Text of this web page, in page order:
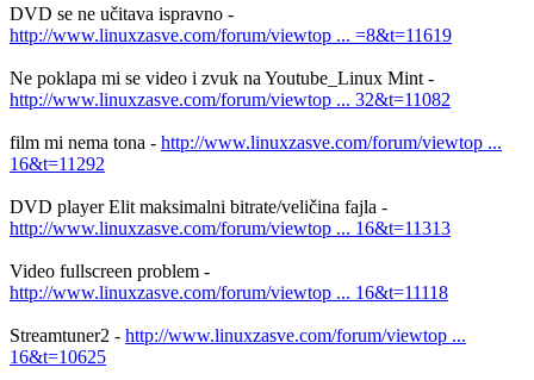
DVD se ne učitava ispravno -
http://www.linuxzasve.com/forum/viewtop ... =8&t=11619
Ne poklapa mi se video i zvuk na Youtube_Linux Mint -
http://www.linuxzasve.com/forum/viewtop ... 32&t=11082
film mi nema tona - http://www.linuxzasve.com/forum/viewtop ...
16&t=11292
DVD player Elit maksimalni bitrate/veličina fajla -
http://www.linuxzasve.com/forum/viewtop ... 16&t=11313
Video fullscreen problem -
http://www.linuxzasve.com/forum/viewtop ... 16&t=11118
Streamtuner2 - http://www.linuxzasve.com/forum/viewtop ...
16&t=10625